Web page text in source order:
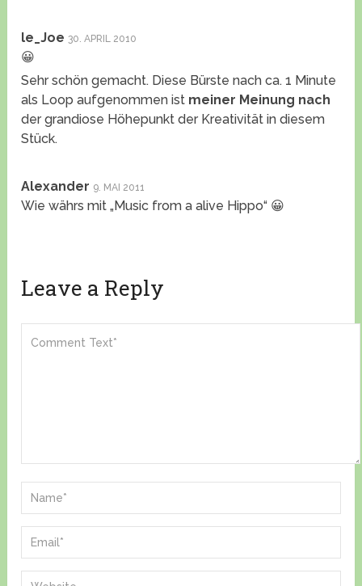
le_Joe 30. APRIL 2010
😀
Sehr schön gemacht. Diese Bürste nach ca. 1 Minute
als Loop aufgenommen ist meiner Meinung nach
der grandiose Höhepunkt der Kreativität in diesem
Stück.
Alexander 9. MAI 2011
Wie währs mit „Music from a alive Hippo“ 😀
Leave a Reply